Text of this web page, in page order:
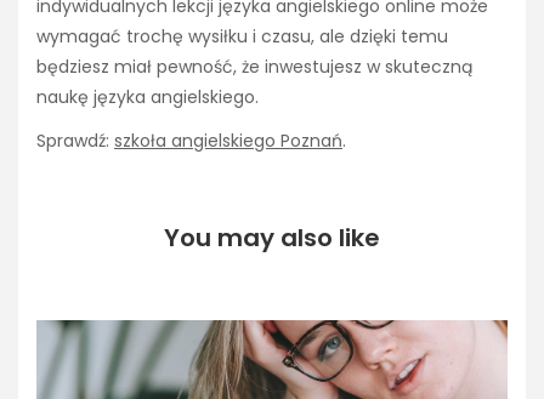
indywidualnych lekcji języka angielskiego online może
wymagać trochę wysiłku i czasu, ale dzięki temu
będziesz miał pewność, że inwestujesz w skuteczną
naukę języka angielskiego.
Sprawdź: szkoła angielskiego Poznań.
You may also like